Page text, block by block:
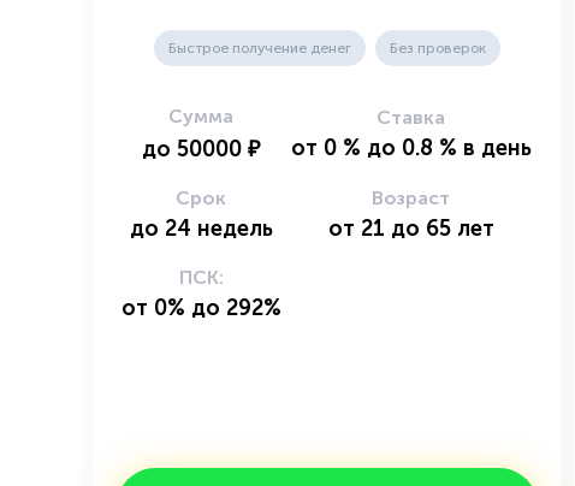
Быстрое получение денег Без проверок
Сумма
до 50000 ₽
Ставка
от 0 % до 0.8 % в день
Срок
до 24 недель
Возраст
от 21 до 65 лет
ПСК:
от 0% до 292%